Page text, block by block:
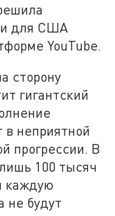
и для США
YouTube.
сторону
гигантский
в неприятной
прогрессии. В
100 тысяч
каждую
не будут